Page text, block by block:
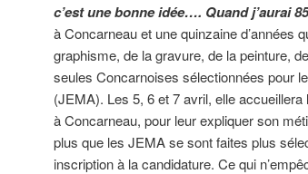
c’est une bonne idée…. Quand j’aurai
à Concarneau et une quinzaine d’années
graphisme, de la gravure, de la peinture,
seules Concarnoises sélectionnées pour
(JEMA). Les 5, 6 et 7 avril, elle
à Concarneau, pour leur expliquer son
plus que les JEMA se sont faites plus
inscription à la candidature. Ce qui